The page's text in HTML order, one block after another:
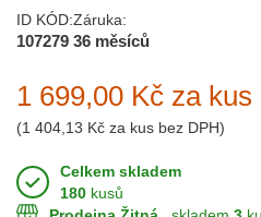
ID KÓD:
107279
Záruka:
36 měsíců
1 699,00 Kč za kus
(1 404,13 Kč za kus bez DPH)
Celkem skladem
180 kusů